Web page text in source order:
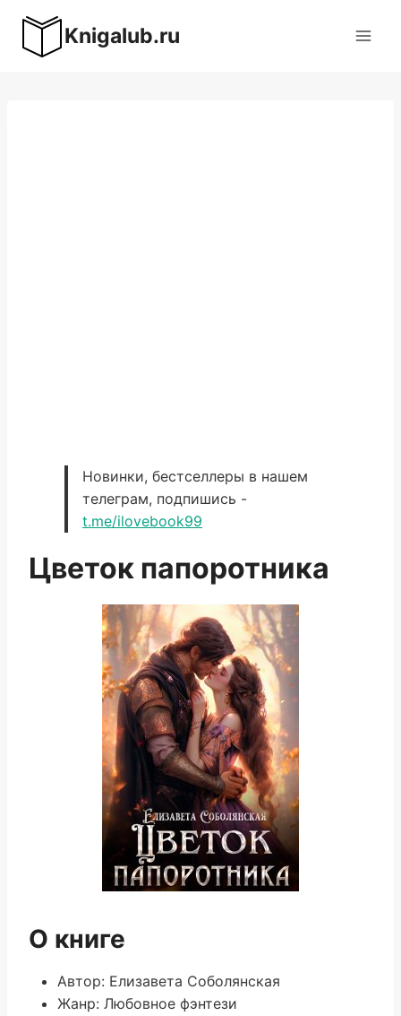
содержимому
Knigalub.ru
Новинки, бестселлеры в нашем
телеграм, подпишись -
t.me/ilovebook99
Цветок папоротника
О книге
Автор: Елизавета Соболянская
Жанр: Любовное фэнтези